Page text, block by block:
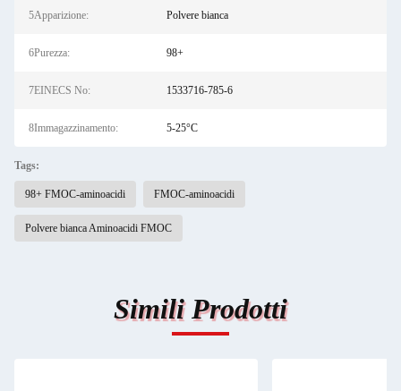
5Apparizione: Polvere bianca
6Purezza: 98+
7EINECS No: 1533716-785-6
8Immagazzinamento: 5-25°C
Tags:
98+ FMOC-aminoacidi FMOC-aminoacidi
Polvere bianca Aminoacidi FMOC
Simili Prodotti